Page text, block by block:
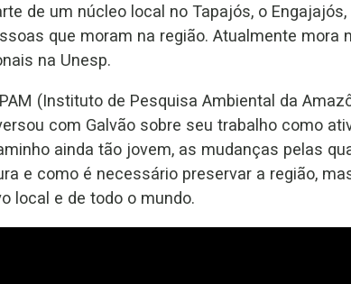
de um núcleo local no Tapajós, o
que moram na região. Atualmente mora
na Unesp.
(Instituto de Pesquisa Ambiental da
com Galvão sobre seu trabalho como
ainda tão jovem, as mudanças pelas
e como é necessário preservar a região,
local e de todo o mundo.